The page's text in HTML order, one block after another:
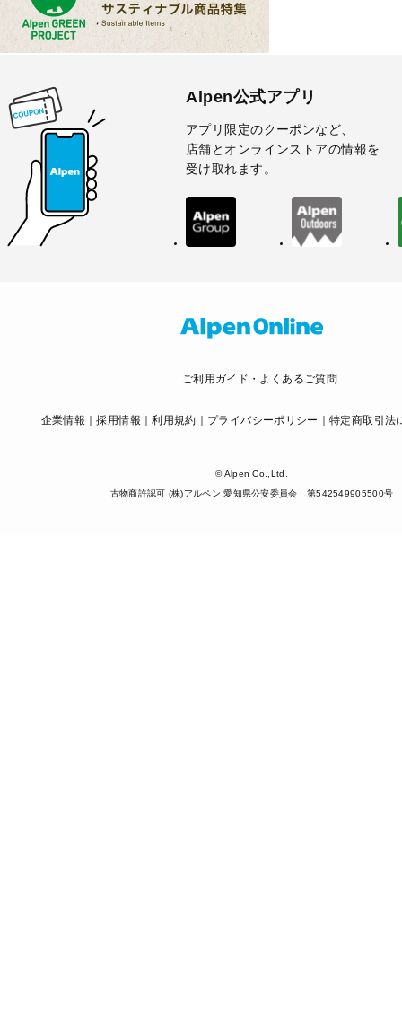
Alpen公式アプリ
アプリ限定のクーポンなど、
店舗とオンラインストアの情報を
受け取れます。
ご利用ガイド・よくあるご質問
企業情報 採用情報 利用規約 プライバシーポリシー 特定商取引法
© Alpen Co.,Ltd.
古物商許認可 (株)アルペン 愛知県公安委員会 第542549905500号